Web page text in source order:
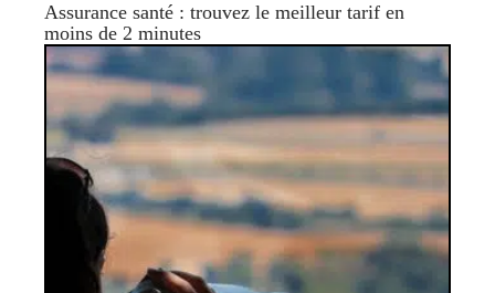
Assurance santé : trouvez le meilleur tarif en
moins de 2 minutes